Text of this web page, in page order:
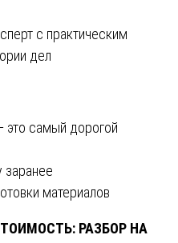
с практическим
дел
это самый дорогой
заранее
материалов
РАЗБОР НА